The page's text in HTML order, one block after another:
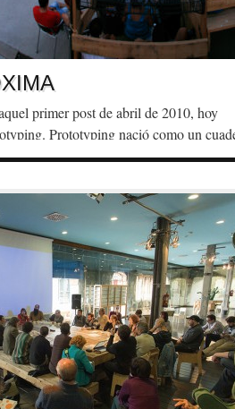
primer post de abril de 2010, hoy
Prototyping nació como un
empezado una etnografía de
nos producía lo que estábamos viendo: